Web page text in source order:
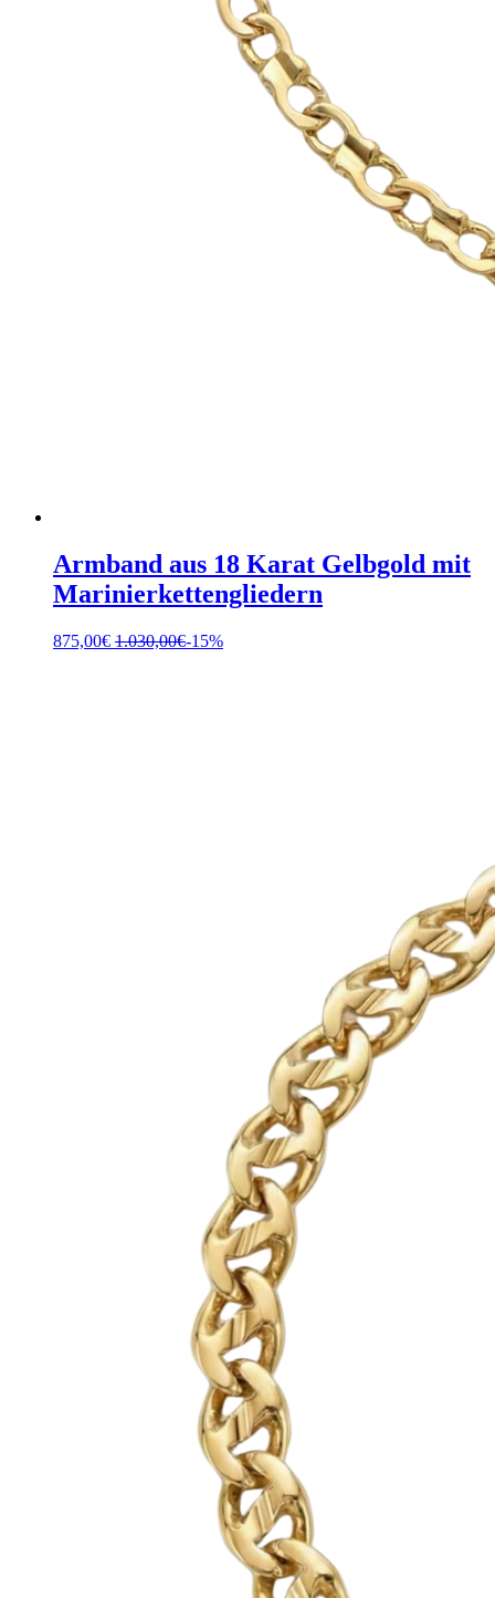
Armband aus 18 Karat Gelbgold mit
Marinierkettengliedern
875,00€ 1.030,00€-15%